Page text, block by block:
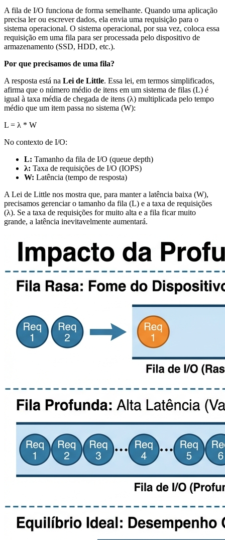
A fila de I/O funciona de forma semelhante. Quando uma aplicação
precisa ler ou escrever dados, ela envia uma requisição para o
sistema operacional. O sistema operacional, por sua vez, coloca essa
requisição em uma fila para ser processada pelo dispositivo de
armazenamento (SSD, HDD, etc.).
Por que precisamos de uma fila?
A resposta está na Lei de Little. Essa lei, em termos simplificados,
afirma que o número médio de itens em um sistema de filas (L) é
igual à taxa média de chegada de itens (λ) multiplicada pelo tempo
médio que um item passa no sistema (W):
L = λ * W
No contexto de I/O:
L: Tamanho da fila de I/O (queue depth)
λ: Taxa de requisições de I/O (IOPS)
W: Latência (tempo de resposta)
A Lei de Little nos mostra que, para manter a latência baixa (W),
precisamos gerenciar o tamanho da fila (L) e a taxa de requisições
(λ). Se a taxa de requisições for muito alta e a fila ficar muito
grande, a latência inevitavelmente aumentará.